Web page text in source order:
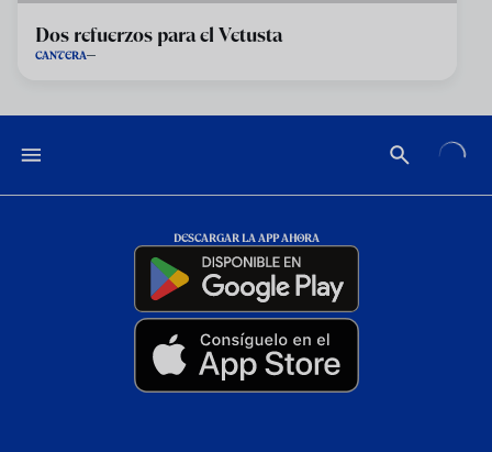
Dos refuerzos para el Vetusta
CANTERA
DESCARGAR LA APP AHORA